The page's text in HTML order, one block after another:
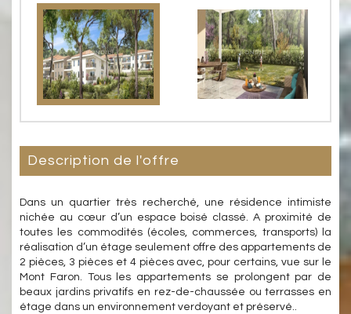
description de l'offre
Dans un quartier très recherché, une résidence intimiste
nichée au cœur d’un espace boisé classé. A proximité de
toutes les commodités (écoles, commerces, transports) la
réalisation d’un étage seulement offre des appartements de
2 pièces, 3 pièces et 4 pièces avec, pour certains, vue sur le
Mont Faron. Tous les appartements se prolongent par de
beaux jardins privatifs en rez-de-chaussée ou terrasses en
étage dans un environnement verdoyant et préservé..